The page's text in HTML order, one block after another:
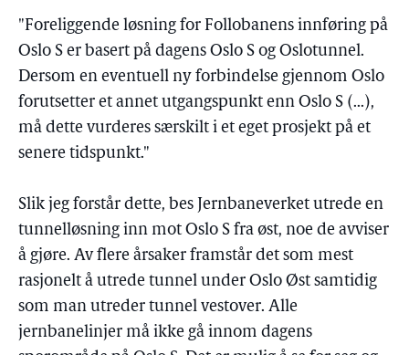
"Foreliggende løsning for Follobanens innføring på
Oslo S er basert på dagens Oslo S og Oslotunnel.
Dersom en eventuell ny forbindelse gjennom Oslo
forutsetter et annet utgangspunkt enn Oslo S (...),
må dette vurderes særskilt i et eget prosjekt på et
senere tidspunkt."
Slik jeg forstår dette, bes Jernbaneverket utrede en
tunnelløsning inn mot Oslo S fra øst, noe de avviser
å gjøre. Av flere årsaker framstår det som mest
rasjonelt å utrede tunnel under Oslo Øst samtidig
som man utreder tunnel vestover. Alle
jernbanelinjer må ikke gå innom dagens